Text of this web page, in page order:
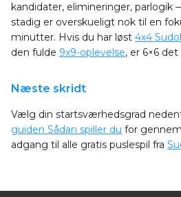
kandidater, elimineringer,
stadig er overskueligt nok til en
minutter. Hvis du har løst 4x4
den fulde 9x9-oplevelse, er 6×6
Næste skridt
Vælg din startsværhedsgrad
guiden Sådan spiller du for
adgang til alle gratis puslespil fra